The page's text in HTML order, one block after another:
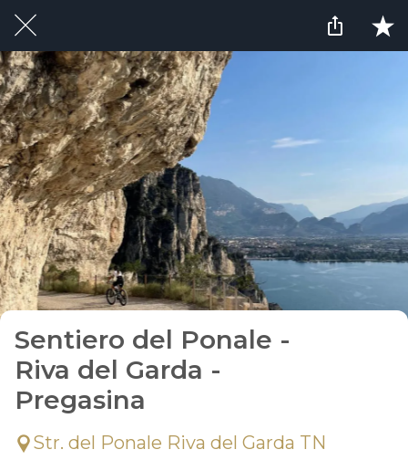
Sentiero del Ponale -
Riva del Garda -
Pregasina
Str. del Ponale Riva del Garda TN